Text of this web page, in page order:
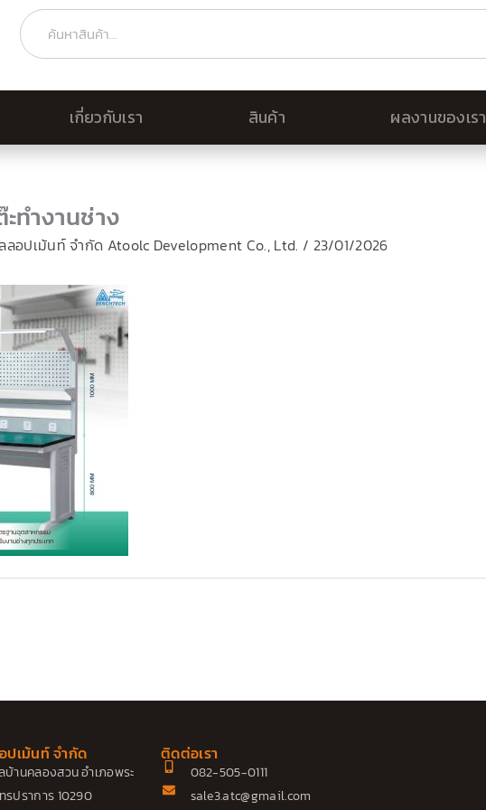
Search
เกี่ยวกับเรา สินค้า ผลงานของเรา
ะทำงานช่าง
ลอปเม้นท์ จำกัด Atoolc Development Co., Ltd. / 23/01/2026
ปเม้นท์ จำกัด
านคลองสวน อำเภอพระ
ปราการ 10290
ติดต่อเรา
082-505-0111
sale3.atc@gmail.com